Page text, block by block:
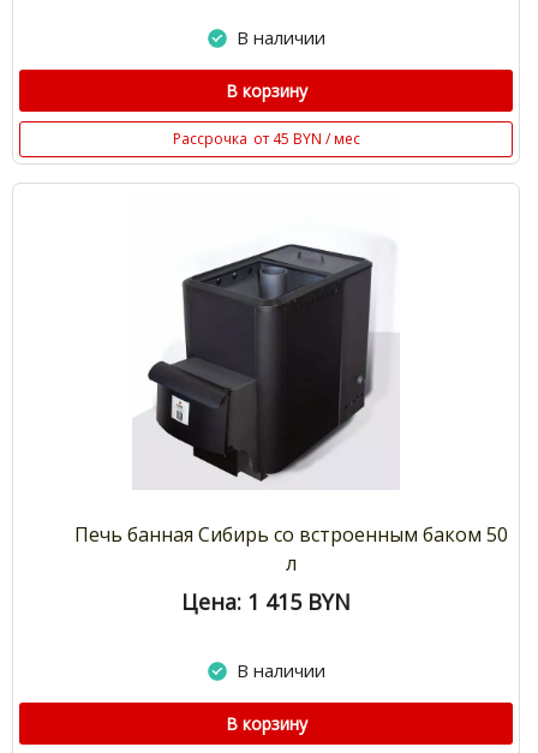
В наличии
В корзину
Рассрочка от 45 BYN / мес
Печь банная Сибирь со встроенным баком 50
л
Цена: 1 415 BYN
В наличии
В корзину